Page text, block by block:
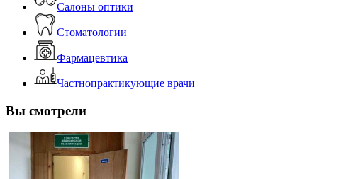
Салоны оптики
Стоматологии
Фармацевтика
Частнопрактикующие врачи
Вы смотрели